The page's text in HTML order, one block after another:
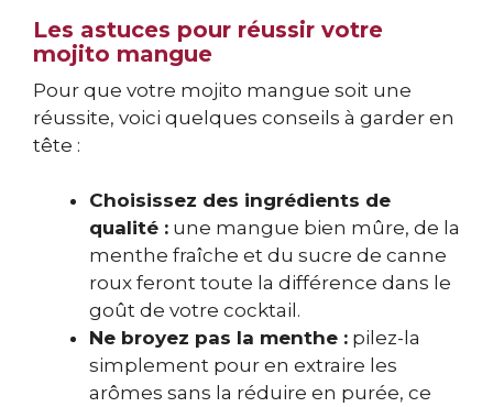
Les astuces pour réussir votre
mojito mangue
Pour que votre mojito mangue soit une
réussite, voici quelques conseils à garder en
tête :
Choisissez des ingrédients de
qualité : une mangue bien mûre, de la
menthe fraîche et du sucre de canne
roux feront toute la différence dans le
goût de votre cocktail.
Ne broyez pas la menthe : pilez-la
simplement pour en extraire les
arômes sans la réduire en purée, ce